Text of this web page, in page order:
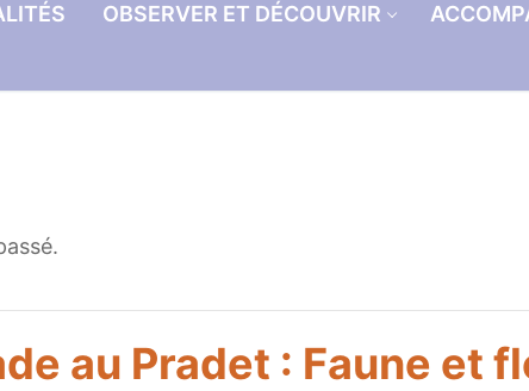
OBSERVER ET DÉCOUVRIR
au Pradet : Faune et